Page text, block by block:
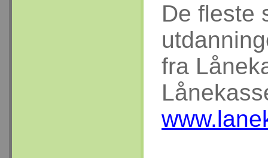
De fleste
fra